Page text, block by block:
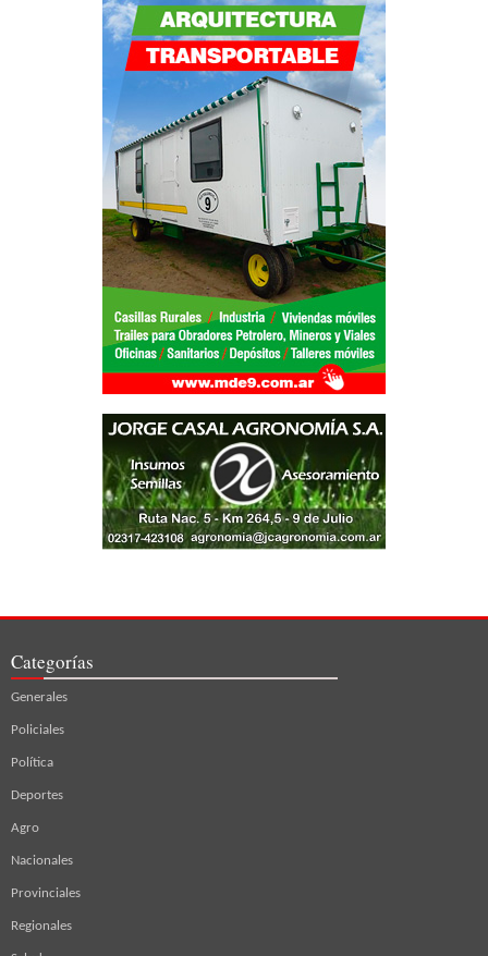
Categorías
Generales
Policiales
Política
Deportes
Agro
Nacionales
Provinciales
Regionales